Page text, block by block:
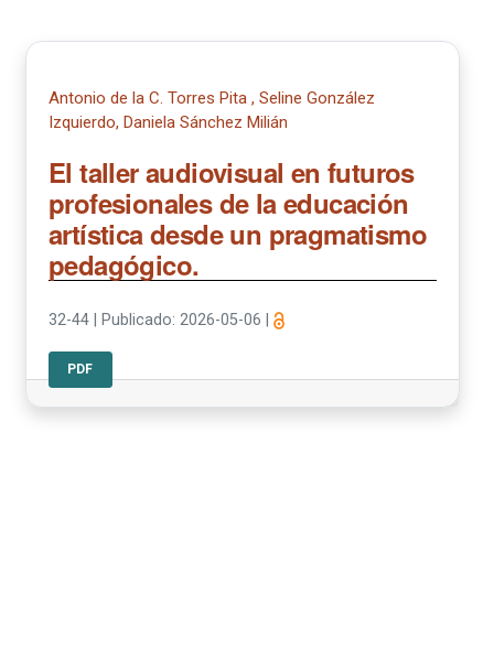
Antonio de la C. Torres Pita , Seline González
Izquierdo, Daniela Sánchez Milián
El taller audiovisual en futuros
profesionales de la educación
artística desde un pragmatismo
pedagógico.
32-44 Publicado: 2026-05-06
PDF